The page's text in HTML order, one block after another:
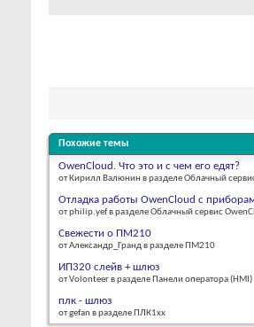
Похожие темы
OwenCloud. Что это и с чем его едят?
от Кирилл Валюнин в разделе Облачный
Отладка работы OwenCloud с
от philip.yef в разделе Облачный сервис
Свежести о ПМ210
от Александр_Гранд в разделе ПМ210
ИП320 слейв + шлюз
от Volonteer в разделе Панели оператора (HMI)
плк - шлюз
от gefan в разделе ПЛК1хх